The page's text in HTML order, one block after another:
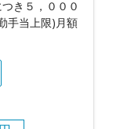
き５，０００
手当上限)月額